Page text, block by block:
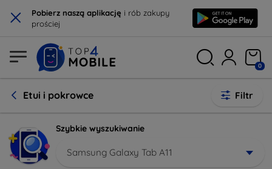
× Pobierz naszą aplikację i rób zakupy
prościej
0
Etui i pokrowce Filtr
Szybkie wyszukiwanie
Samsung Galaxy Tab A11